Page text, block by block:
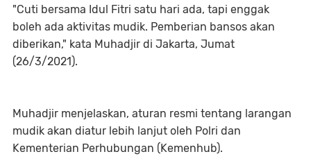
"Cuti bersama Idul Fitri satu hari ada, tapi enggak
boleh ada aktivitas mudik. Pemberian bansos akan
diberikan," kata Muhadjir di Jakarta, Jumat
(26/3/2021).
Muhadjir menjelaskan, aturan resmi tentang larangan
mudik akan diatur lebih lanjut oleh Polri dan
Kementerian Perhubungan (Kemenhub).